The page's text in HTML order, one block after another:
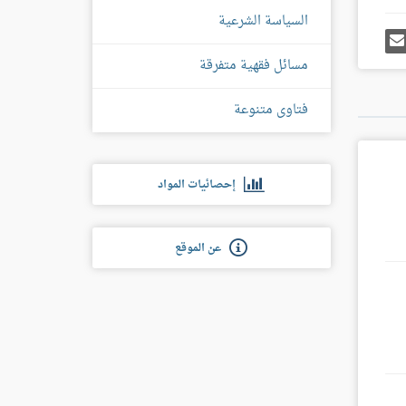
إرسل
إيميل
السياسة الشرعية
مسائل فقهية متفرقة
فتاوى متنوعة
إحصائيات المواد
عن الموقع